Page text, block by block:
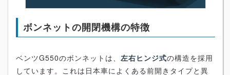
ボンネットの開閉機構の特徴
ベンツG550のボンネットは、 左右ヒンジ式の構造を採用
しています。これは日本車によくある前開きタイプと異